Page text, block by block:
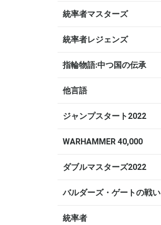
統率者マスターズ
統率者レジェンズ
指輪物語:中つ国の伝承
他言語
ジャンプスタート2022
WARHAMMER 40,000
ダブルマスターズ2022
バルダーズ・ゲートの戦い
統率者